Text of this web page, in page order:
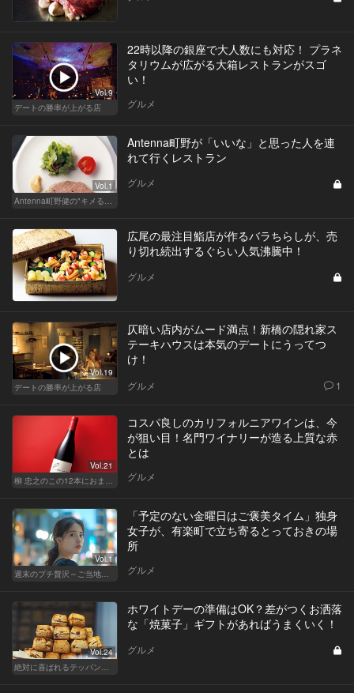
Vol.9
デートの勝率が上がる店
22時以降の銀座で大人数にも対応！ プラネ
タリウムが広がる大箱レストランがスゴ
い！
グルメ
Vol.1
Antenna町野健の"キメる"レストラン
Antenna町野が「いいな」と思った人を連
れて行くレストラン
グルメ
広尾の最注目鮨店が作るバラちらしが、売
り切れ続出するぐらい人気沸騰中！
グルメ
Vol.19
デートの勝率が上がる店
仄暗い店内がムード満点！新橋の隠れ家ス
テーキハウスは本気のデートにうってつ
け！
グルメ 1
Vol.21
柳 忠之のこの12本におまかせ
コスパ良しのカリフォルニアワインは、今
が狙い目！名門ワイナリーが造る上質な赤
とは
グルメ
Vol.1
週末のプチ贅沢～ご当地グルメ～
「予定のない金曜日はご褒美タイム」独身
女子が、有楽町で立ち寄るとっておきの場
所
グルメ
Vol.24
絶対に喜ばれるテッパン手土産
ホワイトデーの準備はOK？差がつくお洒落
な「焼菓子」ギフトがあればうまくいく！
グルメ